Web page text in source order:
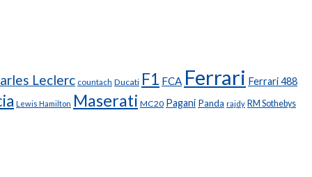
Leclerc countach Ducati F1 FCA Ferrari Ferrari 488
Lewis Hamilton Maserati MC20 Pagani Panda rajdy RM Sothebys